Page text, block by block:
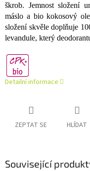
škrob. Jemnost složení
máslo a bio kokosový
složení skvěle doplňuje
levandule, který
Detailní informace
ZEPTAT SE HLÍDAT
Související